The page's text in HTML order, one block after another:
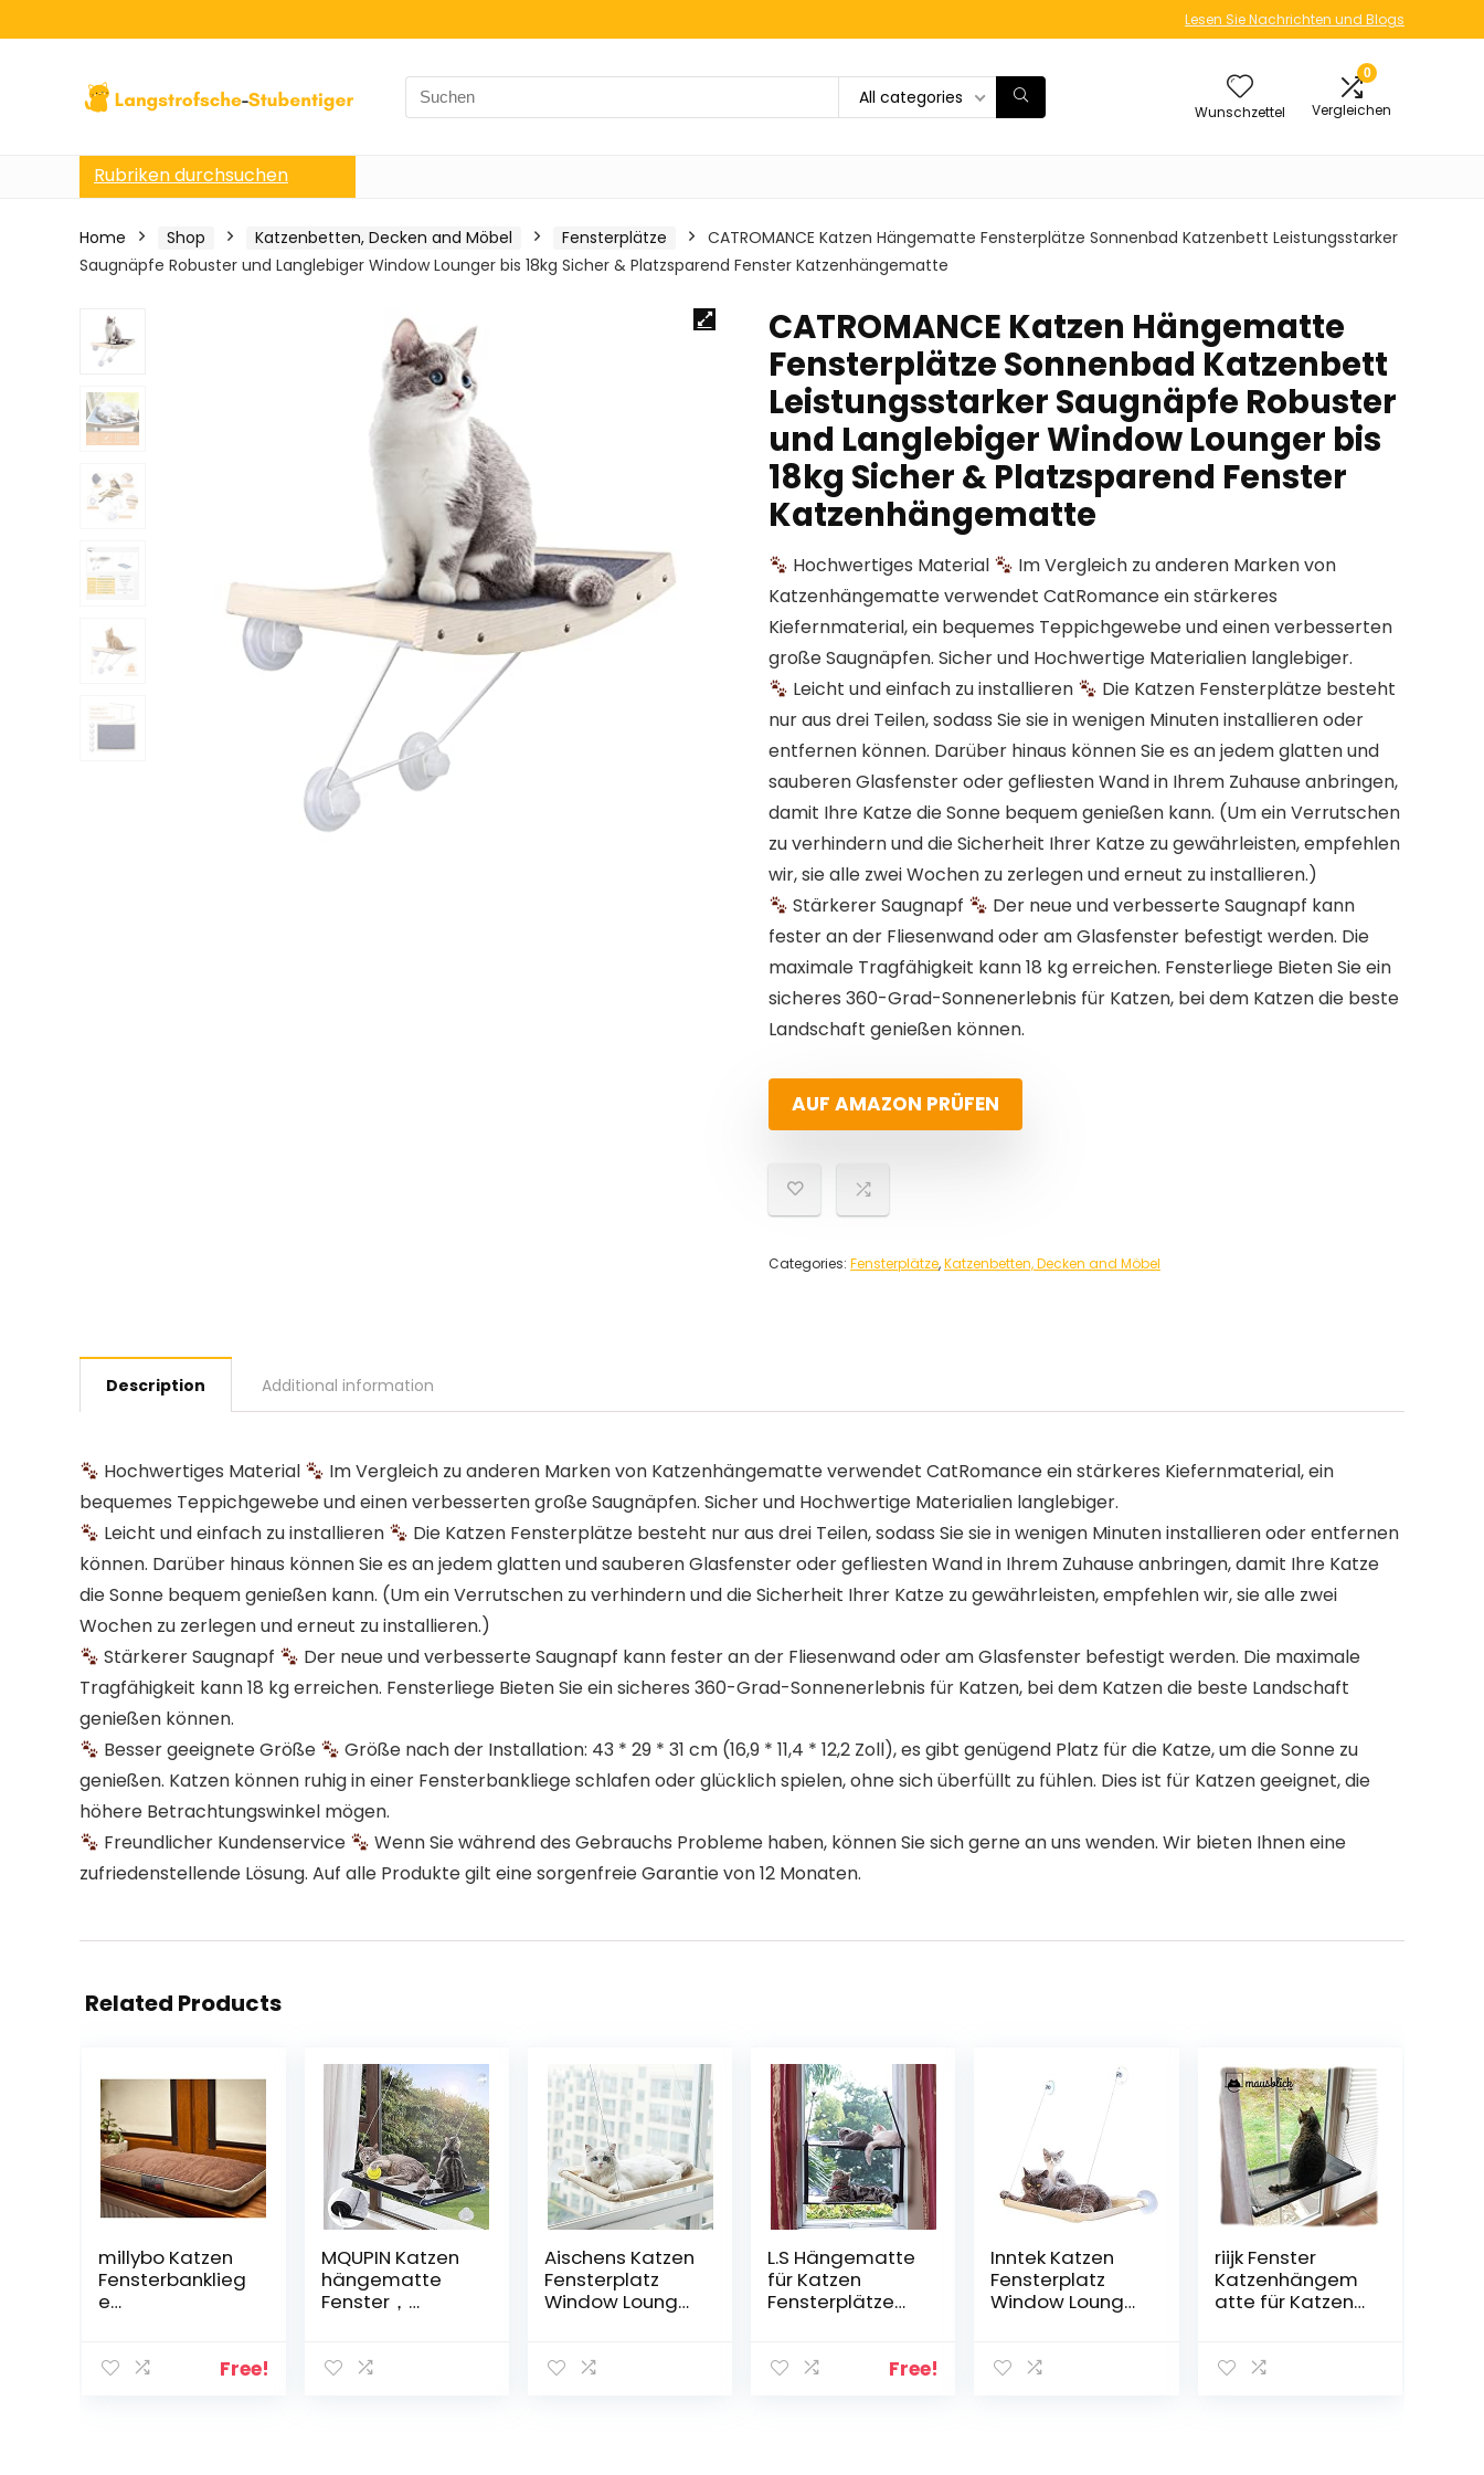
Lesen Sie Nachrichten und Blogs
Search
for:
All categories
Wunschzettel
0
Vergleichen
Rubriken durchsuchen
Home Shop Katzenbetten, Decken and Möbel Fensterplätze
CATROMANCE Katzen Hängematte Fensterplätze Sonnenbad Katzenbett Leistungsstarker
Saugnäpfe Robuster und Langlebiger Window Lounger bis 18kg Sicher & Platzsparend Fenster Katzenhängematte
CATROMANCE Katzen Hängematte
Fensterplätze Sonnenbad Katzenbett
Leistungsstarker Saugnäpfe Robuster
und Langlebiger Window Lounger bis
18kg Sicher & Platzsparend Fenster
Katzenhängematte
Hochwertiges Material
Im Vergleich zu anderen Marken von
Katzenhängematte verwendet CatRomance ein stärkeres
Kiefernmaterial, ein bequemes Teppichgewebe und einen verbesserten
große Saugnäpfen. Sicher und Hochwertige Materialien langlebiger.
Leicht und einfach zu installieren
Die Katzen Fensterplätze besteht
nur aus drei Teilen, sodass Sie sie in wenigen Minuten installieren oder
entfernen können. Darüber hinaus können Sie es an jedem glatten und
sauberen Glasfenster oder gefliesten Wand in Ihrem Zuhause anbringen,
damit Ihre Katze die Sonne bequem genießen kann. (Um ein Verrutschen
zu verhindern und die Sicherheit Ihrer Katze zu gewährleisten, empfehlen
wir, sie alle zwei Wochen zu zerlegen und erneut zu installieren.)
Stärkerer Saugnapf
Der neue und verbesserte Saugnapf kann
fester an der Fliesenwand oder am Glasfenster befestigt werden. Die
maximale Tragfähigkeit kann 18 kg erreichen. Fensterliege Bieten Sie ein
sicheres 360-Grad-Sonnenerlebnis für Katzen, bei dem Katzen die beste
Landschaft genießen können.
AUF AMAZON PRÜFEN
Categories: Fensterplätze,Katzenbetten, Decken and Möbel
Description Additional information
Hochwertiges Material
Im Vergleich zu anderen Marken von Katzenhängematte verwendet CatRomance ein stärkeres Kiefernmaterial, ein
bequemes Teppichgewebe und einen verbesserten große Saugnäpfen. Sicher und Hochwertige Materialien langlebiger.
Leicht und einfach zu installieren
Die Katzen Fensterplätze besteht nur aus drei Teilen, sodass Sie sie in wenigen Minuten installieren oder entfernen
können. Darüber hinaus können Sie es an jedem glatten und sauberen Glasfenster oder gefliesten Wand in Ihrem Zuhause anbringen, damit Ihre Katze
die Sonne bequem genießen kann. (Um ein Verrutschen zu verhindern und die Sicherheit Ihrer Katze zu gewährleisten, empfehlen wir, sie alle zwei
Wochen zu zerlegen und erneut zu installieren.)
Stärkerer Saugnapf
Der neue und verbesserte Saugnapf kann fester an der Fliesenwand oder am Glasfenster befestigt werden. Die maximale
Tragfähigkeit kann 18 kg erreichen. Fensterliege Bieten Sie ein sicheres 360-Grad-Sonnenerlebnis für Katzen, bei dem Katzen die beste Landschaft
genießen können.
Besser geeignete Größe
Größe nach der Installation: 43 * 29 * 31 cm (16,9 * 11,4 * 12,2 Zoll), es gibt genügend Platz für die Katze, um die Sonne zu
genießen. Katzen können ruhig in einer Fensterbankliege schlafen oder glücklich spielen, ohne sich überfüllt zu fühlen. Dies ist für Katzen geeignet, die
höhere Betrachtungswinkel mögen.
Freundlicher Kundenservice
Wenn Sie während des Gebrauchs Probleme haben, können Sie sich gerne an uns wenden. Wir bieten Ihnen eine
zufriedenstellende Lösung. Auf alle Produkte gilt eine sorgenfreie Garantie von 12 Monaten.
Related Products
millybo Katzen
Fensterbanklieg
e
Katzenliege fürFree!
MQUPIN Katzen
hängematte
Fenster，
atte mit 5
Aischens Katzen
Fensterplatz
Window Lounger
atte für Katzen,
L.S Hängematte
für Katzen
Fensterplätze
zu 25kg
Free!
Inntek Katzen
Fensterplatz
Window Lounger
Katzendecke,
riijk Fenster
Katzenhängem
atte für Katzen
Fensterliegeplat